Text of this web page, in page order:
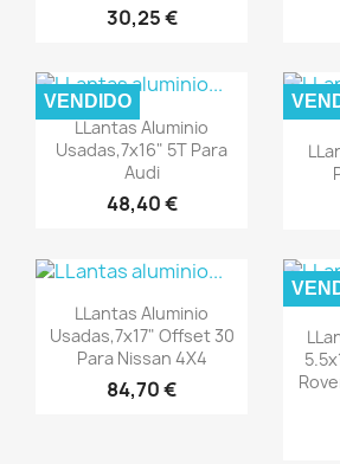
30,25 €
Vista rápida
LLantas Aluminio
Usadas,7x16" 5T Para
Audi
48,40 €
VENDIDO
Vista rápida
LLantas Aluminio
Usadas,7x17" Offset 30
Para Nissan 4X4
84,70 €